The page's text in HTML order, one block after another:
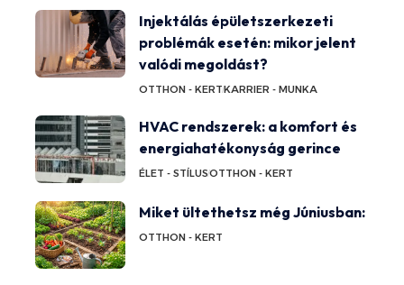
Injektálás épületszerkezeti
problémák esetén: mikor jelent
valódi megoldást?
OTTHON - KERTKARRIER - MUNKA
HVAC rendszerek: a komfort és
energiahatékonyság gerince
ÉLET - STÍLUSOTTHON - KERT
Miket ültethetsz még Júniusban:
OTTHON - KERT